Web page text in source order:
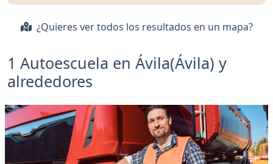
¿Quieres ver todos los resultados en un mapa?
1 Autoescuela en Ávila(Ávila) y
alrededores